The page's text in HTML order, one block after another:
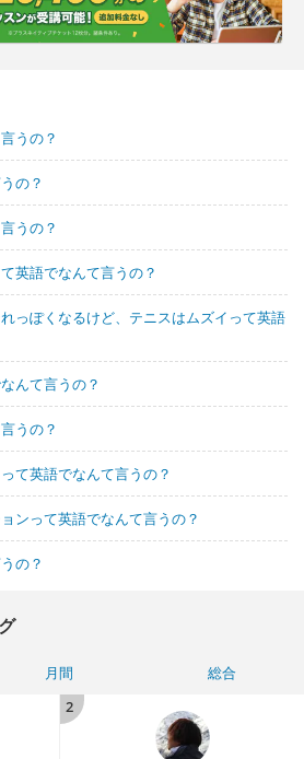
うの？
の？
うの？
英語でなんて言うの？
っぽくなるけど、テニスはムズイって英語
んて言うの？
うの？
て英語でなんて言うの？
ンって英語でなんて言うの？
の？
月間
総合
2